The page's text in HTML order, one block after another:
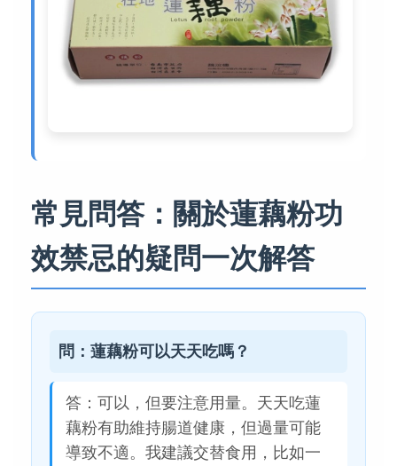
常見問答：關於蓮藕粉功
效禁忌的疑問一次解答
問：蓮藕粉可以天天吃嗎？
答：可以，但要注意用量。天天吃蓮
藕粉有助維持腸道健康，但過量可能
導致不適。我建議交替食用，比如一